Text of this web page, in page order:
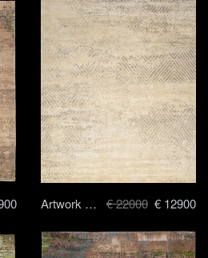
Artwork 27 - 250x300 cm € 22000 € 12900